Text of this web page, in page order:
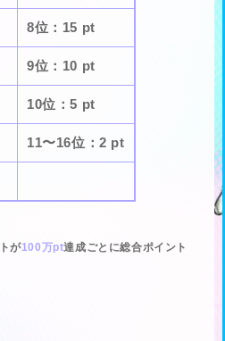
8位：15 pt
9位：10 pt
10位：5 pt
11〜16位：2 pt
が100万pt達成ごとに総合ポイント